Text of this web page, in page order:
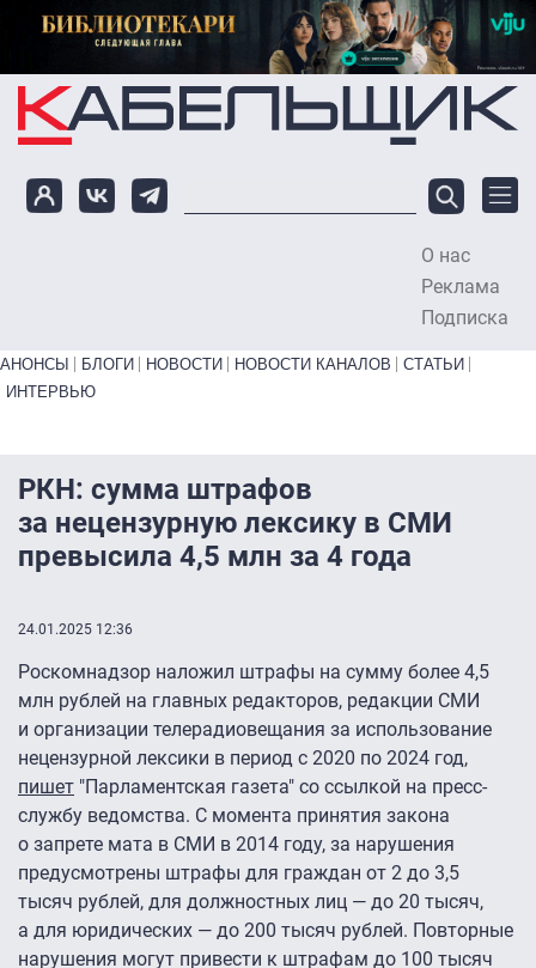
Перейти к основному содержанию
О нас
Реклама
Подписка
Primary links bottom
АНОНСЫ БЛОГИ НОВОСТИ НОВОСТИ КАНАЛОВ
СТАТЬИ
ИНТЕРВЬЮ
РКН: сумма штрафов
за нецензурную лексику в СМИ
превысила 4,5 млн за 4 года
24.01.2025 12:36
Роскомнадзор наложил штрафы на сумму более 4,5
млн рублей на главных редакторов, редакции СМИ
и организации телерадиовещания за использование
нецензурной лексики в период с 2020 по 2024 год,
пишет "Парламентская газета" со ссылкой на пресс-
службу ведомства. С момента принятия закона
о запрете мата в СМИ в 2014 году, за нарушения
предусмотрены штрафы для граждан от 2 до 3,5
тысяч рублей, для должностных лиц — до 20 тысяч,
а для юридических — до 200 тысяч рублей. Повторные
нарушения могут привести к штрафам до 100 тысяч